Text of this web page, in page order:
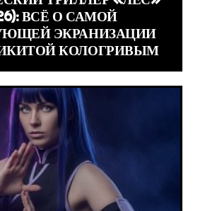
ВСЁ О САМОЙ
ЭКРАНИЗАЦИИ
КОЛОГРИВЫМ